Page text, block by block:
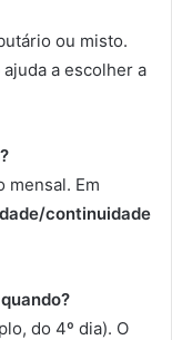
ou misto.
ajuda a escolher a
mensal. Em
continuidade
do 4º dia). O